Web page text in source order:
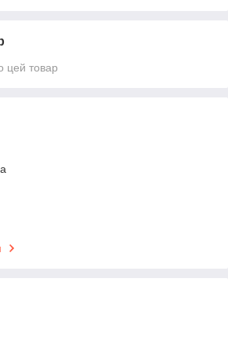
цей товар